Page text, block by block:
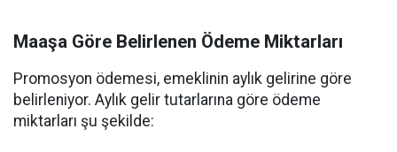
Maaşa Göre Belirlenen Ödeme Miktarları
Promosyon ödemesi, emeklinin aylık gelirine göre
belirleniyor. Aylık gelir tutarlarına göre ödeme
miktarları şu şekilde: